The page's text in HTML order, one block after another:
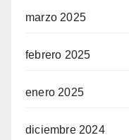
marzo 2025
febrero 2025
enero 2025
diciembre 2024